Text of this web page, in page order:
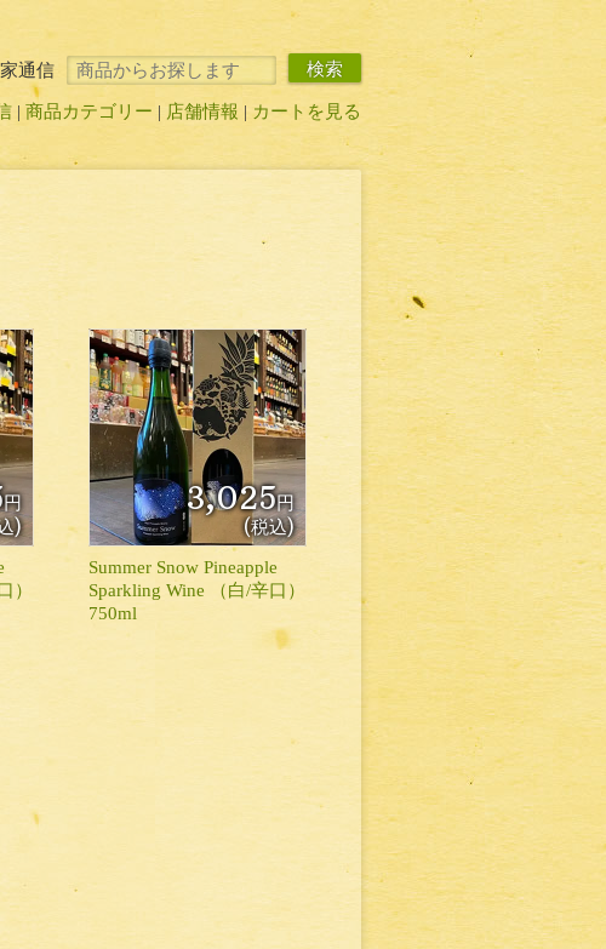
商品カテゴリー 店舗情報 カートを見る
通信 検索
）
円
)
Summer Snow Pineapple
Sparkling Wine （白/辛口）
750ml
3,025円
(税込)